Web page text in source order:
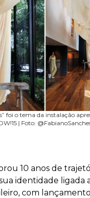
foi o tema da instalação
| Foto:
10 anos de
identidade ligada
com